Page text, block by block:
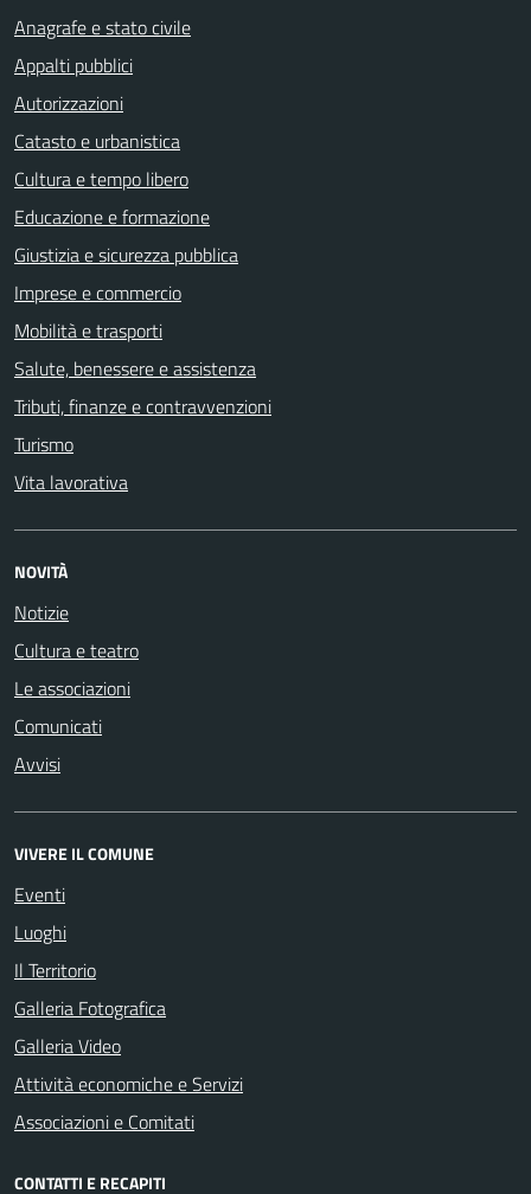
Anagrafe e stato civile
Appalti pubblici
Autorizzazioni
Catasto e urbanistica
Cultura e tempo libero
Educazione e formazione
Giustizia e sicurezza pubblica
Imprese e commercio
Mobilità e trasporti
Salute, benessere e assistenza
Tributi, finanze e contravvenzioni
Turismo
Vita lavorativa
NOVITÀ
Notizie
Cultura e teatro
Le associazioni
Comunicati
Avvisi
VIVERE IL COMUNE
Eventi
Luoghi
Il Territorio
Galleria Fotografica
Galleria Video
Attività economiche e Servizi
Associazioni e Comitati
CONTATTI E RECAPITI